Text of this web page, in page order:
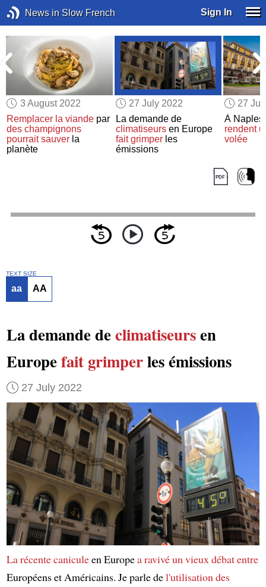
News in Slow French Sign In
3 August 2022
Remplacer la viande par
des champignons
pourrait sauver la
planète
27 July 2022
La demande de
climatiseursen Europe
fait grimperles
émissions
27
À
rendent
volée
TEXT SIZE
aa AA
La demande declimatiseursen
Europefait grimperles émissions
27 July 2022
La récente caniculeen Europea ravivéun vieux débatentre
Européens et Américains. Je parle del'utilisation des